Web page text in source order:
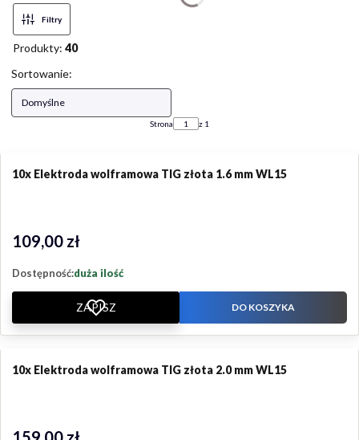
Filtry
Produkty: 40
Lista produktów
Sortowanie:
Domyślne
Strona z 1
10x Elektroda wolframowa TIG złota 1.6 mm WL15
Cena
109,00 zł
Dostępność:duża ilość
ZAPISZ DO KOSZYKA
10x Elektroda wolframowa TIG złota 2.0 mm WL15
Cena